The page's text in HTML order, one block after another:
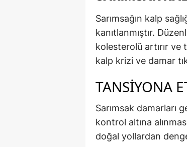
Sarımsağın kalp
kanıtlanmıştır.
kolesterolü artırır ve
kalp krizi ve damar
TANSIYONA
Sarımsak damarları
kontrol altına
doğal yollardan